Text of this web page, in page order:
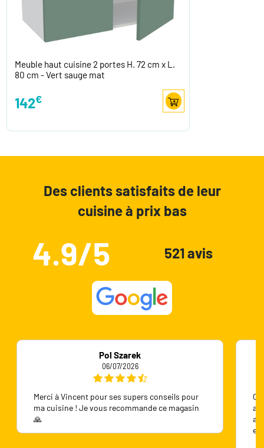
Meuble haut cuisine 2 portes H. 72 cm x L.
80 cm - Vert sauge mat
142€
Des clients satisfaits de leur
cuisine à prix bas
4.9/5 521 avis
Pol Szarek
06/07/2026
Merci à Vincent pour ses supers conseils pour
ma cuisine ! Je vous recommande ce magasin
🙏